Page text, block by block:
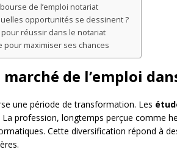
de l’emploi notariat
opportunités se dessinent ?
réussir dans le notariat
pour maximiser ses chances
de l’emploi
une période de transformation. Les
La profession, longtemps perçue comme
Cette diversification répond à